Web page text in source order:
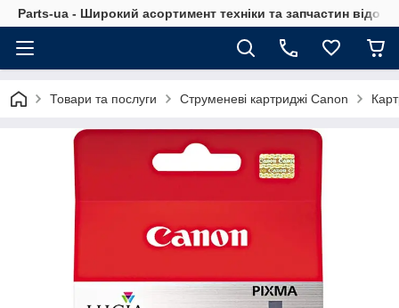
Parts-ua - Широкий асортимент техніки та запчастин
Товари та послуги Струменеві картриджі Canon